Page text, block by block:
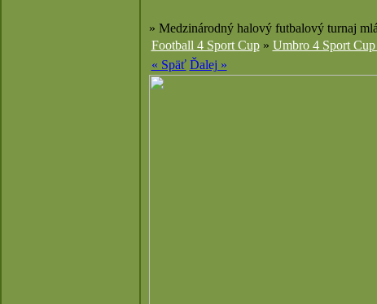
» Medzinárodný halový futbalový turnaj
Football 4 Sport Cup» Umbro 4 Sport
« Späť Ďalej »